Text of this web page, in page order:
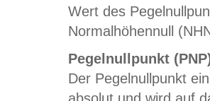
Wert des
Normalhöhennull
Pegelnullpunkt
Der Pegelnullpunkt